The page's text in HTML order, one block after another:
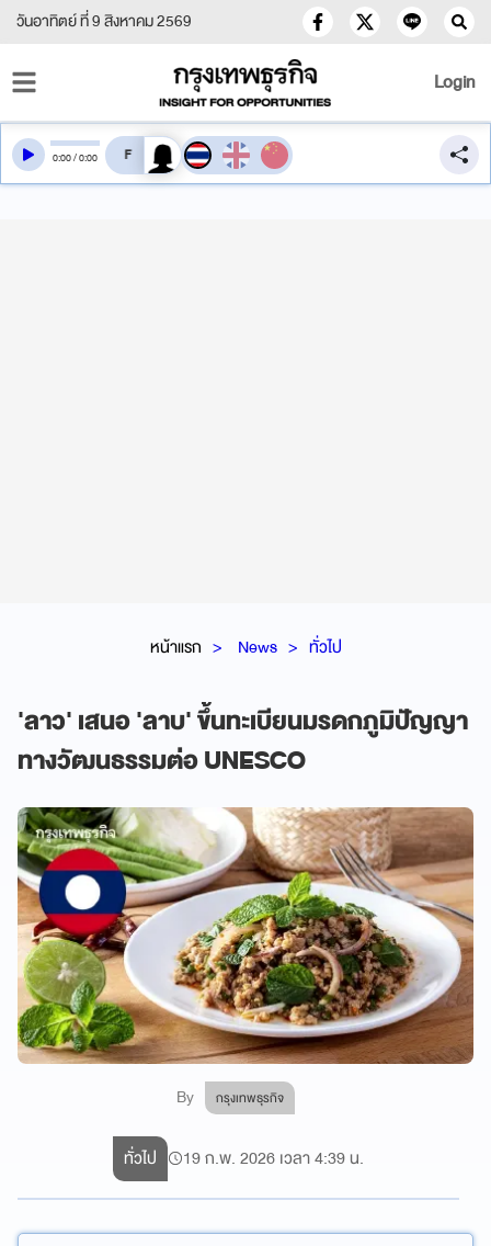
วันอาทิตย์ ที่ 9 สิงหาคม 2569
Login
หน้าแรก News ทั่วไป
'ลาว' เสนอ 'ลาบ' ขึ้นทะเบียนมรดกภูมิปัญญา
ทางวัฒนธรรมต่อ UNESCO
By กรุงเทพธุรกิจ
0:00/0:00 สลับเสียงอ่าน
ทั่วไป 19 ก.พ. 2026 เวลา 4:39 น.